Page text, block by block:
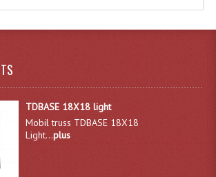
Effets LASERS
Laser Multi-Points
TDBASE 18X18 light
Mobil truss TDBASE 18X18
Light...plus